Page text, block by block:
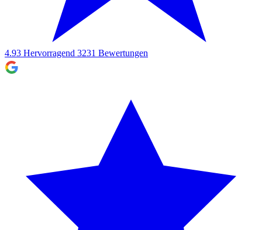
4.93 Hervorragend 3231 Bewertungen